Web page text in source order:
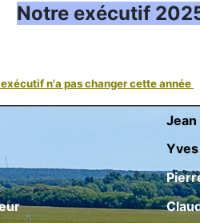
Notre exécutif
n'a pas changer cette année